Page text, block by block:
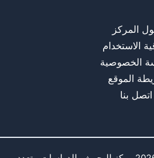
المركز
الاستخدام
الخصوصية
الموقع
اتصل بنا